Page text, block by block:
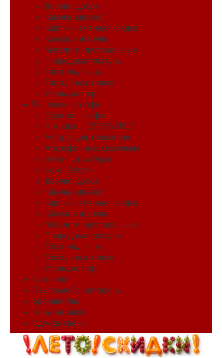
Дерево, доски
Камень, мрамор
Кирпич, каменная кладка
Краска, акварель
Металл, индустриальные
Природные текстуры
Текстиль, ткань
Текстурные, гранж
Узоры, паттерн
Тканевые фотофоны
Однотонные фоны
Фотофоны СТЕНА-ПОЛ
Абстракция, геометрия
Атмосферные, сказочные
Бетон, штукатурка
Боке, блёстки
Дерево, доски
Камень, мрамор
Кирпич, каменная кладка
Краска, акварель
Металл, индустриальные
Природные текстуры
Текстиль, ткань
Текстурные, гранж
Узоры, паттерн
Фотохолст
Пазловые 3d фотофоны
Брендволлы
Фоны на заказ
Одежда сцены